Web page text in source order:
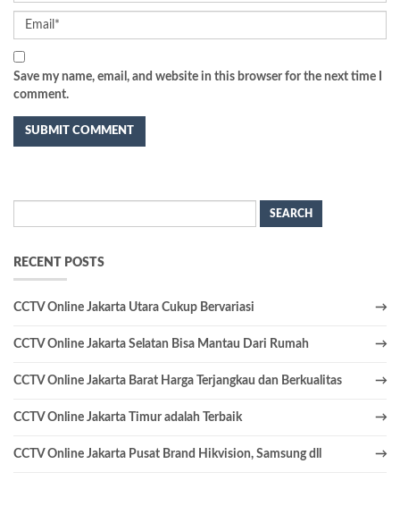
Save my name, email, and website in this browser for the next time I
comment.
for:
RECENT POSTS
CCTV Online Jakarta Utara Cukup Bervariasi
CCTV Online Jakarta Selatan Bisa Mantau Dari Rumah
CCTV Online Jakarta Barat Harga Terjangkau dan Berkualitas
CCTV Online Jakarta Timur adalah Terbaik
CCTV Online Jakarta Pusat Brand Hikvision, Samsung dll